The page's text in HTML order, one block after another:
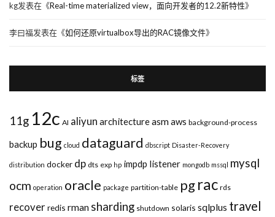
kg发表在《Real-time materialized view，面向开发者的12.2新特性》
李曰福发表在《如何还原virtualbox导出的RAC镜像文件》
标签
11g 12c AI aliyun architectureasmaws background-process
backup bug cloud dataguard dbscript Disaster-Recovery
distribution docker dp dts exp hp impdp listener mongodb mssql mysql
ocm operation oracle package partition-table pgrac rds
recover redis rman sharding shutdown solaris sqlplus travel